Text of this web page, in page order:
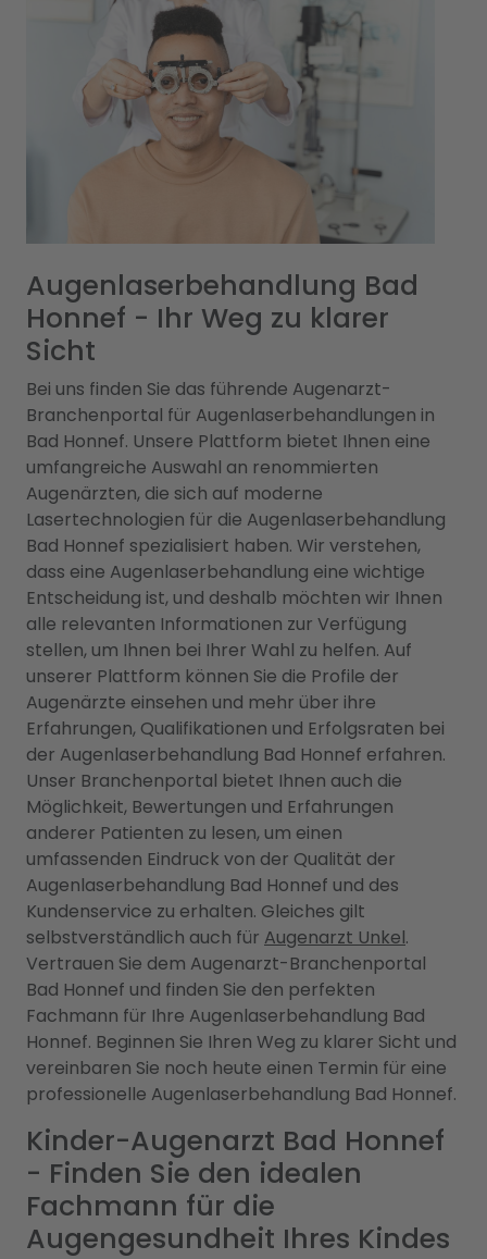
Augenlaserbehandlung Bad
Honnef - Ihr Weg zu klarer
Sicht
Bei uns finden Sie das führende Augenarzt-
Branchenportal für Augenlaserbehandlungen in
Bad Honnef. Unsere Plattform bietet Ihnen eine
umfangreiche Auswahl an renommierten
Augenärzten, die sich auf moderne
Lasertechnologien für die Augenlaserbehandlung
Bad Honnef spezialisiert haben. Wir verstehen,
dass eine Augenlaserbehandlung eine wichtige
Entscheidung ist, und deshalb möchten wir Ihnen
alle relevanten Informationen zur Verfügung
stellen, um Ihnen bei Ihrer Wahl zu helfen. Auf
unserer Plattform können Sie die Profile der
Augenärzte einsehen und mehr über ihre
Erfahrungen, Qualifikationen und Erfolgsraten bei
der Augenlaserbehandlung Bad Honnef erfahren.
Unser Branchenportal bietet Ihnen auch die
Möglichkeit, Bewertungen und Erfahrungen
anderer Patienten zu lesen, um einen
umfassenden Eindruck von der Qualität der
Augenlaserbehandlung Bad Honnef und des
Kundenservice zu erhalten. Gleiches gilt
selbstverständlich auch für Augenarzt Unkel.
Vertrauen Sie dem Augenarzt-Branchenportal
Bad Honnef und finden Sie den perfekten
Fachmann für Ihre Augenlaserbehandlung Bad
Honnef. Beginnen Sie Ihren Weg zu klarer Sicht und
vereinbaren Sie noch heute einen Termin für eine
professionelle Augenlaserbehandlung Bad Honnef.
Kinder-Augenarzt Bad Honnef
- Finden Sie den idealen
Fachmann für die
Augengesundheit Ihres Kindes